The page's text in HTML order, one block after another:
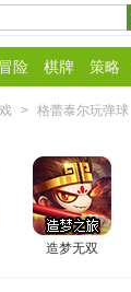
冒险 棋牌 策略
> 格蕾泰尔玩弹球
造梦无双